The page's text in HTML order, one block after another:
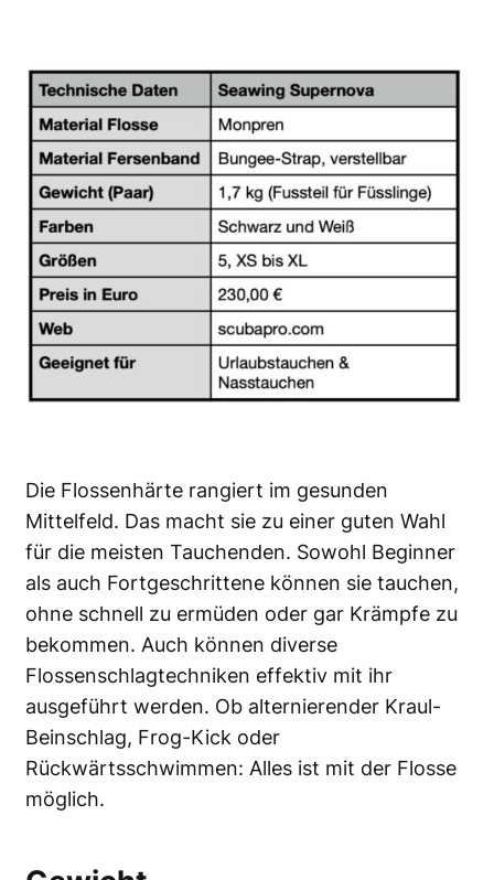
Die Flossenhärte rangiert im gesunden
Mittelfeld. Das macht sie zu einer guten Wahl
für die meisten Tauchenden. Sowohl Beginner
als auch Fortgeschrittene können sie tauchen,
ohne schnell zu ermüden oder gar Krämpfe zu
bekommen. Auch können diverse
Flossenschlagtechniken effektiv mit ihr
ausgeführt werden. Ob alternierender Kraul-
Beinschlag, Frog-Kick oder
Rückwärtsschwimmen: Alles ist mit der Flosse
möglich.